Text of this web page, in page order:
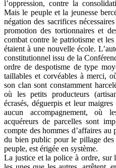
l’oppression, contre la
Mais le peuple et la jeunesse
négation des sacrifices
promotion des tortionnaires et
combat contre le patriotisme et
étaient à une nouvelle école.
constitutionnel issu de la
ordre de despotisme de type
taillables et corvéables à merci,
son clan sont constamment
où les petits producteurs
écrasés, déguerpis et leur
aucun accompagnement, où
acquéreurs de parcelles sont
compte des hommes d’affaires
du bien public pour le pillage des
peuple, est érigée en système.
La justice et la police à ordre, sur